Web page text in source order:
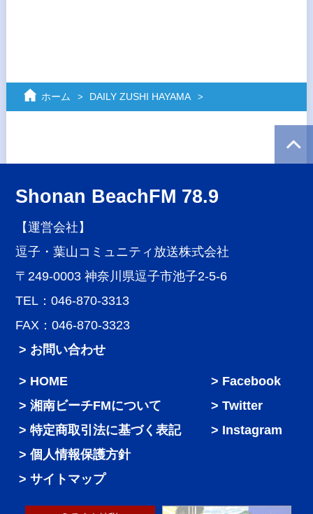
ホーム DAILY ZUSHI HAYAMA
Shonan BeachFM 78.9
【運営会社】
逗子・葉山コミュニティ放送株式会社
〒249-0003 神奈川県逗子市池子2-5-6
TEL：046-870-3313
FAX：046-870-3323
> お問い合わせ
HOME
湘南ビーチFMについて
特定商取引法に基づく表記
個人情報保護方針
サイトマップ
Facebook
Twitter
Instagram